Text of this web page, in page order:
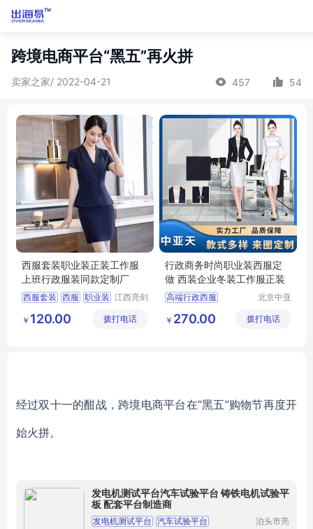
跨境电商平台“黑五”再火拼
卖家之家/ 2022-04-21 457 54
西服套装职业装正装工作服
上班行政服装同款定制厂
西服套装 西服 职业装 江西亮剑
公司
￥ 120.00 拨打电话
行政商务时尚职业装西服定
做 西装企业冬装工作服正装
高端行政西服
商务女士职业套装
北京中亚
限公司
￥ 270.00 拨打电话
经过双十一的酣战，跨境电商平台在“黑五”购物节再度开
始火拼。
发电机测试平台汽车试验平台 铸铁电机试验平
板 配套平台制造商
发电机测试平台 汽车试验平台
泊头市亮